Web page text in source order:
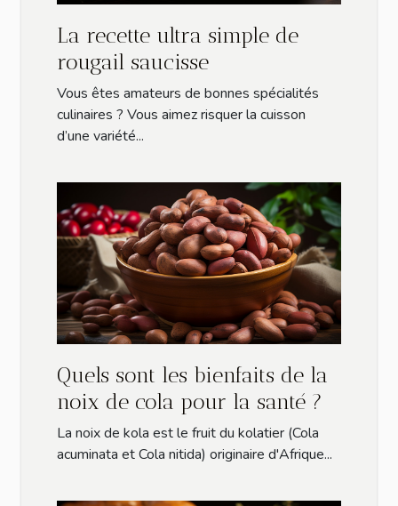
La recette ultra simple de
rougail saucisse
Vous êtes amateurs de bonnes spécialités
culinaires ? Vous aimez risquer la cuisson
d’une variété...
Quels sont les bienfaits de la
noix de cola pour la santé ?
La noix de kola est le fruit du kolatier (Cola
acuminata et Cola nitida) originaire d'Afrique...